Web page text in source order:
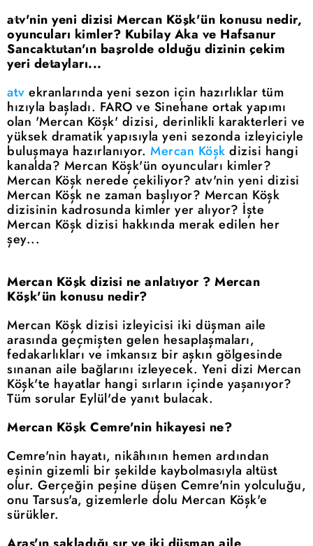
atv'nin yeni dizisi Mercan Köşk'ün konusu nedir,
oyuncuları kimler? Kubilay Aka ve Hafsanur
Sancaktutan'ın başrolde olduğu dizinin çekim
yeri detayları...
atv ekranlarında yeni sezon için hazırlıklar tüm
hızıyla başladı. FARO ve Sinehane ortak yapımı
olan 'Mercan Köşk' dizisi, derinlikli karakterleri ve
yüksek dramatik yapısıyla yeni sezonda izleyiciyle
buluşmaya hazırlanıyor. Mercan Köşk dizisi hangi
kanalda? Mercan Köşk'ün oyuncuları kimler?
Mercan Köşk nerede çekiliyor? atv'nin yeni dizisi
Mercan Köşk ne zaman başlıyor? Mercan Köşk
dizisinin kadrosunda kimler yer alıyor? İşte
Mercan Köşk dizisi hakkında merak edilen her
şey...
Mercan Köşk dizisi ne anlatıyor ? Mercan
Köşk'ün konusu nedir?
Mercan Köşk dizisi izleyicisi iki düşman aile
arasında geçmişten gelen hesaplaşmaları,
fedakarlıkları ve imkansız bir aşkın gölgesinde
sınanan aile bağlarını izleyecek. Yeni dizi Mercan
Köşk'te hayatlar hangi sırların içinde yaşanıyor?
Tüm sorular Eylül'de yanıt bulacak.
Mercan Köşk Cemre'nin hikayesi ne?
Cemre'nin hayatı, nikâhının hemen ardından
eşinin gizemli bir şekilde kaybolmasıyla altüst
olur. Gerçeğin peşine düşen Cemre'nin yolculuğu,
onu Tarsus'a, gizemlerle dolu Mercan Köşk'e
sürükler.